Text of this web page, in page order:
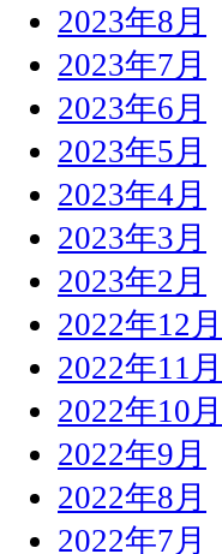
2023年8月
2023年7月
2023年6月
2023年5月
2023年4月
2023年3月
2023年2月
2022年12月
2022年11月
2022年10月
2022年9月
2022年8月
2022年7月